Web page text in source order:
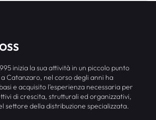
inizia la sua attività in un piccolo punto
Catanzaro, nel corso degli anni ha
e acquisito l’esperienza necessaria per
di crescita, strutturali ed organizzativi,
settore della distribuzione specializzata.